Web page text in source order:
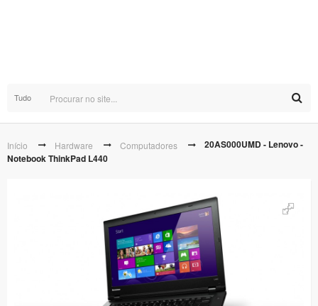
Tudo
Início Hardware Computadores
20AS000UMD - Lenovo -
Notebook ThinkPad L440